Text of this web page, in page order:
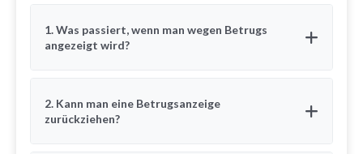
1. Was passiert, wenn man wegen Betrugs
angezeigt wird?
2. Kann man eine Betrugsanzeige
zurückziehen?